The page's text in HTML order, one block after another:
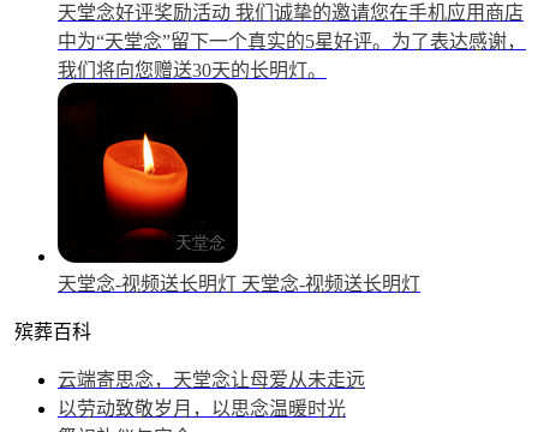
天堂念好评奖励活动 我们诚挚的邀请您在手机应用商店
中为“天堂念”留下一个真实的5星好评。为了表达感谢，
我们将向您赠送30天的长明灯。
天堂念-视频送长明灯 天堂念-视频送长明灯
殡葬百科
云端寄思念，天堂念让母爱从未走远
以劳动致敬岁月，以思念温暖时光